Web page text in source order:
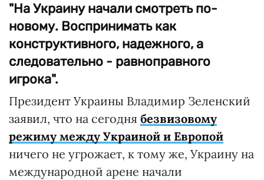
"На Украину начали смотреть по-
новому. Воспринимать как
конструктивного, надежного, а
следовательно - равноправного
игрока".
Президент Украины Владимир Зеленский
заявил, что на сегодня безвизовому
режиму между Украиной и Европой
ничего не угрожает, к тому же, Украину на
международной арене начали